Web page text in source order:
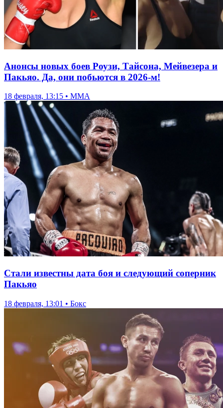
Анонсы новых боев Роузи, Тайсона, Мейвезера и
Пакьяо. Да, они побьются в 2026-м!
18 февраля, 13:15 • ММА
Стали известны дата боя и следующий соперник
Пакьяо
18 февраля, 13:01 • Бокс